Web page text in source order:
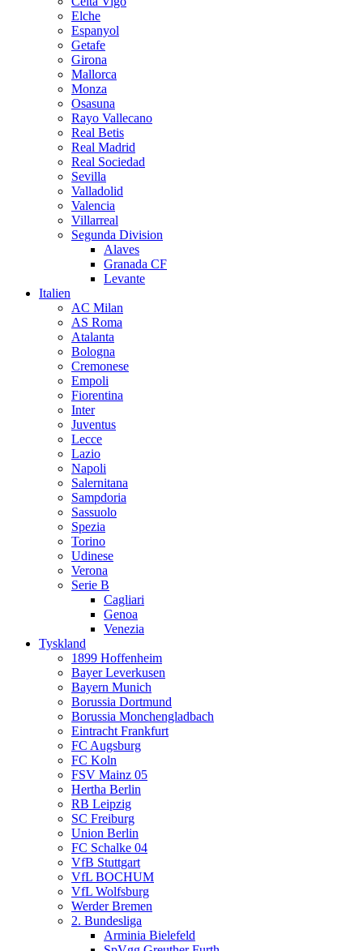
Elche
Espanyol
Getafe
Girona
Mallorca
Monza
Osasuna
Rayo Vallecano
Real Betis
Real Madrid
Real Sociedad
Sevilla
Valladolid
Valencia
Villarreal
Segunda Division
Alaves
Granada CF
Levante
Italien
AC Milan
AS Roma
Atalanta
Bologna
Cremonese
Empoli
Fiorentina
Inter
Juventus
Lecce
Lazio
Napoli
Salernitana
Sampdoria
Sassuolo
Spezia
Torino
Udinese
Verona
Serie B
Cagliari
Genoa
Venezia
Tyskland
1899 Hoffenheim
Bayer Leverkusen
Bayern Munich
Borussia Dortmund
Borussia Monchengladbach
Eintracht Frankfurt
FC Augsburg
FC Koln
FSV Mainz 05
Hertha Berlin
RB Leipzig
SC Freiburg
Union Berlin
FC Schalke 04
VfB Stuttgart
VfL BOCHUM
VfL Wolfsburg
Werder Bremen
2. Bundesliga
Arminia Bielefeld